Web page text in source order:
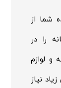
شما از
را در
و لوازم
نیاز